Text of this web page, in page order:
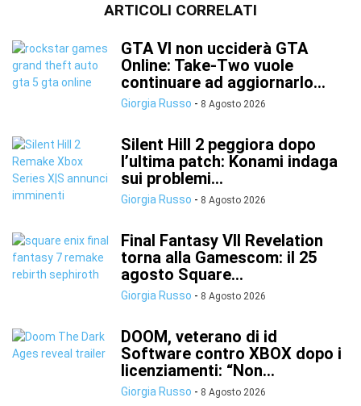
ARTICOLI CORRELATI
GTA VI non ucciderà GTA
Online: Take-Two vuole
continuare ad aggiornarlo...
Giorgia Russo - 8 Agosto 2026
Silent Hill 2 peggiora dopo
l’ultima patch: Konami indaga
sui problemi...
Giorgia Russo - 8 Agosto 2026
Final Fantasy VII Revelation
torna alla Gamescom: il 25
agosto Square...
Giorgia Russo - 8 Agosto 2026
DOOM, veterano di id
Software contro XBOX dopo i
licenziamenti: “Non...
Giorgia Russo - 8 Agosto 2026